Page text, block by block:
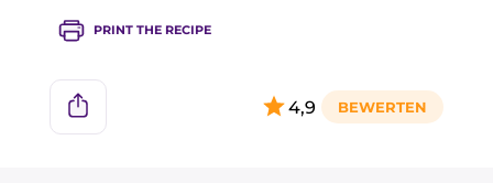
PRINT THE RECIPE
4,9